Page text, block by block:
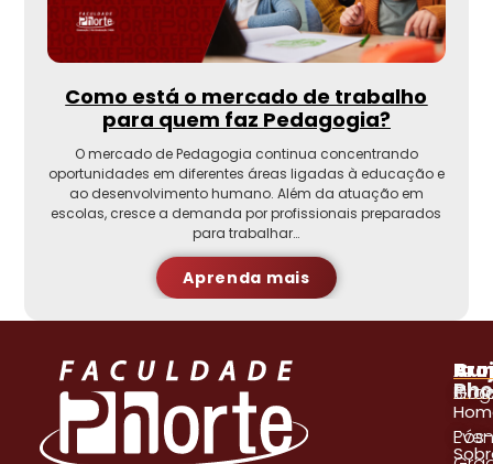
Como está o mercado de trabalho
para quem faz Pedagogia?
O mercado de Pedagogia continua concentrando
oportunidades em diferentes áreas ligadas à educação e
ao desenvolvimento humano. Além da atuação em
escolas, cresce a demanda por profissionais preparados
para trabalhar…
Aprenda mais
A
Pós-